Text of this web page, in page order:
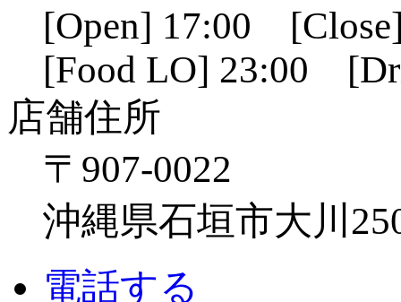
[Open] 17:00
[Food LO] 23:00
店舗住所
〒907-0022
沖縄県石垣市大川
電話する